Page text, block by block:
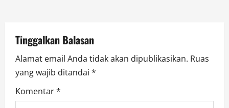
o
n
Tinggalkan Balasan
Alamat email Anda tidak akan dipublikasikan. Ruas
yang wajib ditandai *
Komentar*